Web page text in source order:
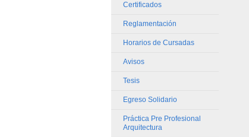
Certificados
Reglamentación
Horarios de Cursadas
Avisos
Tesis
Egreso Solidario
Práctica Pre Profesional
Arquitectura